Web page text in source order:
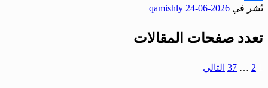
Share
نُشر في 2026-06-24
qamishly
تعدد صفحات المقالات
2
…
37 التالي